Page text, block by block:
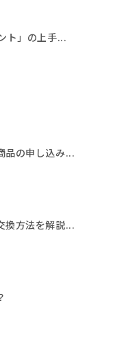
ト」の上手...
品の申し込み...
換方法を解説...